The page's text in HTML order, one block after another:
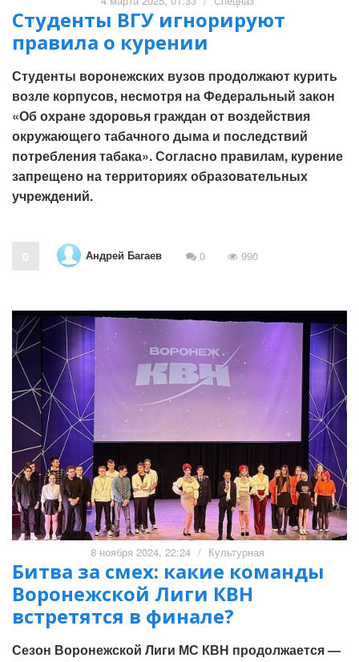
Студенты ВГУ игнорируют
правила о курении
Студенты воронежских вузов продолжают курить
возле корпусов, несмотря на Федеральный закон
«Об охране здоровья граждан от воздействия
окружающего табачного дыма и последствий
потребления табака». Согласно правилам, курение
запрещено на территориях образовательных
учреждений.
0 Андрей Багаев 0 990
8 ноября 2024, 22:24 / Культурная
Битва за смех: какие команды
Воронежской Лиги КВН
встретятся в финале?
Сезон Воронежской Лиги МС КВН продолжается —